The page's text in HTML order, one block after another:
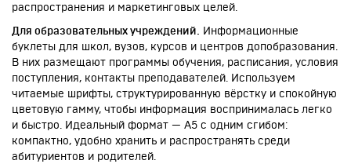
распространения и маркетинговых целей.
Для образовательных учреждений. Информационные
буклеты для школ, вузов, курсов и центров допобразования.
В них размещают программы обучения, расписания, условия
поступления, контакты преподавателей. Используем
читаемые шрифты, структурированную вёрстку и спокойную
цветовую гамму, чтобы информация воспринималась легко
и быстро. Идеальный формат — А5 с одним сгибом:
компактно, удобно хранить и распространять среди
абитуриентов и родителей.